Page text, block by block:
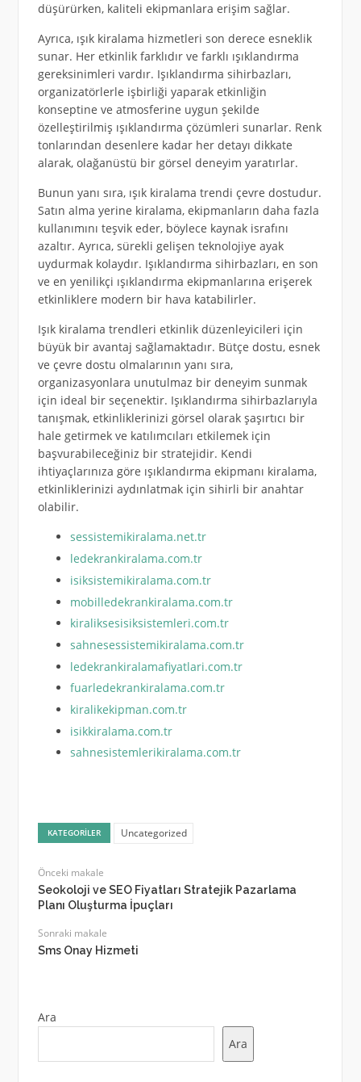
düşürürken, kaliteli ekipmanlara erişim sağlar.
Ayrıca, ışık kiralama hizmetleri son derece esneklik
sunar. Her etkinlik farklıdır ve farklı ışıklandırma
gereksinimleri vardır. Işıklandırma sihirbazları,
organizatörlerle işbirliği yaparak etkinliğin
konseptine ve atmosferine uygun şekilde
özelleştirilmiş ışıklandırma çözümleri sunarlar. Renk
tonlarından desenlere kadar her detayı dikkate
alarak, olağanüstü bir görsel deneyim yaratırlar.
Bunun yanı sıra, ışık kiralama trendi çevre dostudur.
Satın alma yerine kiralama, ekipmanların daha fazla
kullanımını teşvik eder, böylece kaynak israfını
azaltır. Ayrıca, sürekli gelişen teknolojiye ayak
uydurmak kolaydır. Işıklandırma sihirbazları, en son
ve en yenilikçi ışıklandırma ekipmanlarına erişerek
etkinliklere modern bir hava katabilirler.
Işık kiralama trendleri etkinlik düzenleyicileri için
büyük bir avantaj sağlamaktadır. Bütçe dostu, esnek
ve çevre dostu olmalarının yanı sıra,
organizasyonlara unutulmaz bir deneyim sunmak
için ideal bir seçenektir. Işıklandırma sihirbazlarıyla
tanışmak, etkinliklerinizi görsel olarak şaşırtıcı bir
hale getirmek ve katılımcıları etkilemek için
başvurabileceğiniz bir stratejidir. Kendi
ihtiyaçlarınıza göre ışıklandırma ekipmanı kiralama,
etkinliklerinizi aydınlatmak için sihirli bir anahtar
olabilir.
sessistemikiralama.net.tr
ledekrankiralama.com.tr
isiksistemikiralama.com.tr
mobilledekrankiralama.com.tr
kiraliksesisiksistemleri.com.tr
sahnesessistemikiralama.com.tr
ledekrankiralamafiyatlari.com.tr
fuarledekrankiralama.com.tr
kiralikekipman.com.tr
isikkiralama.com.tr
sahnesistemlerikiralama.com.tr
KATEGORILER Uncategorized
Önceki makale
Seokoloji ve SEO Fiyatları Stratejik Pazarlama
Planı Oluşturma İpuçları
Sonraki makale
Sms Onay Hizmeti
Ara
Ara